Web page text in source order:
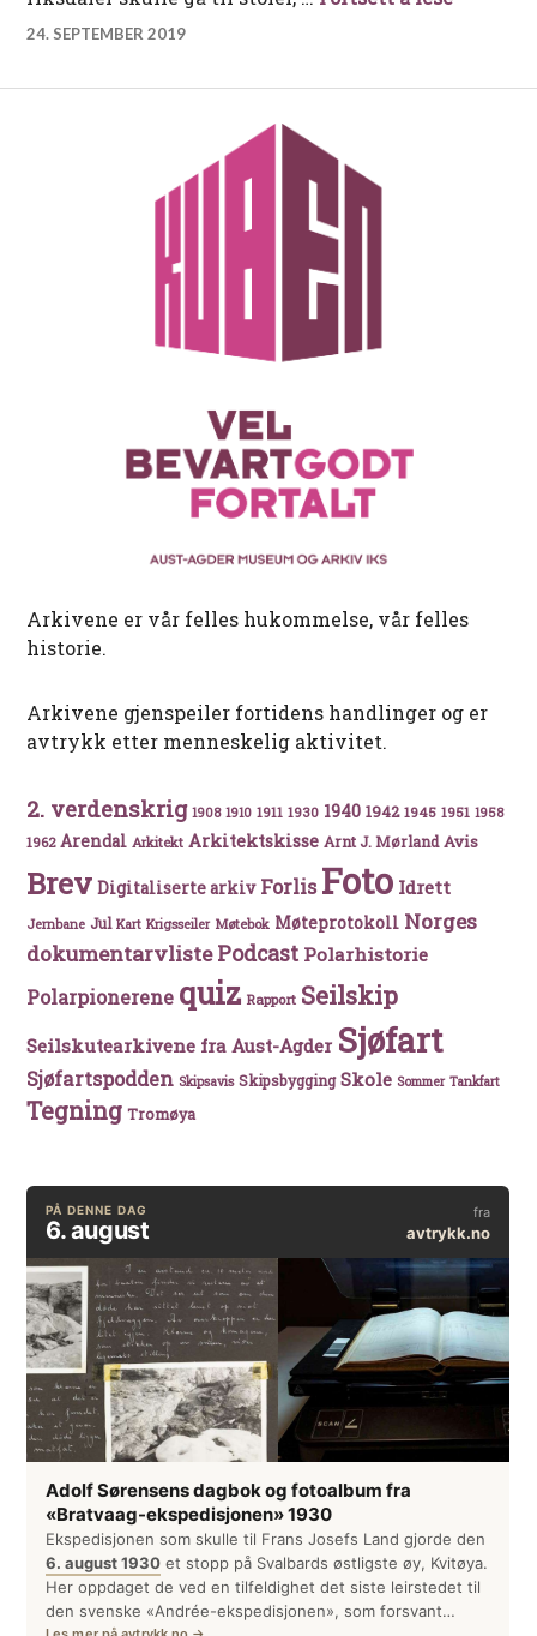
24. SEPTEMBER 2019
Arkivene er vår felles hukommelse, vår felles
historie.
Arkivene gjenspeiler fortidens handlinger og er
avtrykk etter menneskelig aktivitet.
2. verdenskrig 1908 1910 1911 1930 1940 1942 1945 1951 1958
1962 Arendal Arkitekt Arkitektskisse Arnt J. Mørland Avis
Brev Digitaliserte arkiv Forlis Foto Idrett
Jernbane Jul Kart Krigsseiler Møtebok Møteprotokoll Norges
dokumentarvlistePodcast Polarhistorie
Polarpionerene quiz Rapport Seilskip
Seilskutearkivene fra Aust-Agder Sjøfart
Sjøfartspodden Skipsavis Skipsbygging Skole Sommer Tankfart
Tegning Tromøya